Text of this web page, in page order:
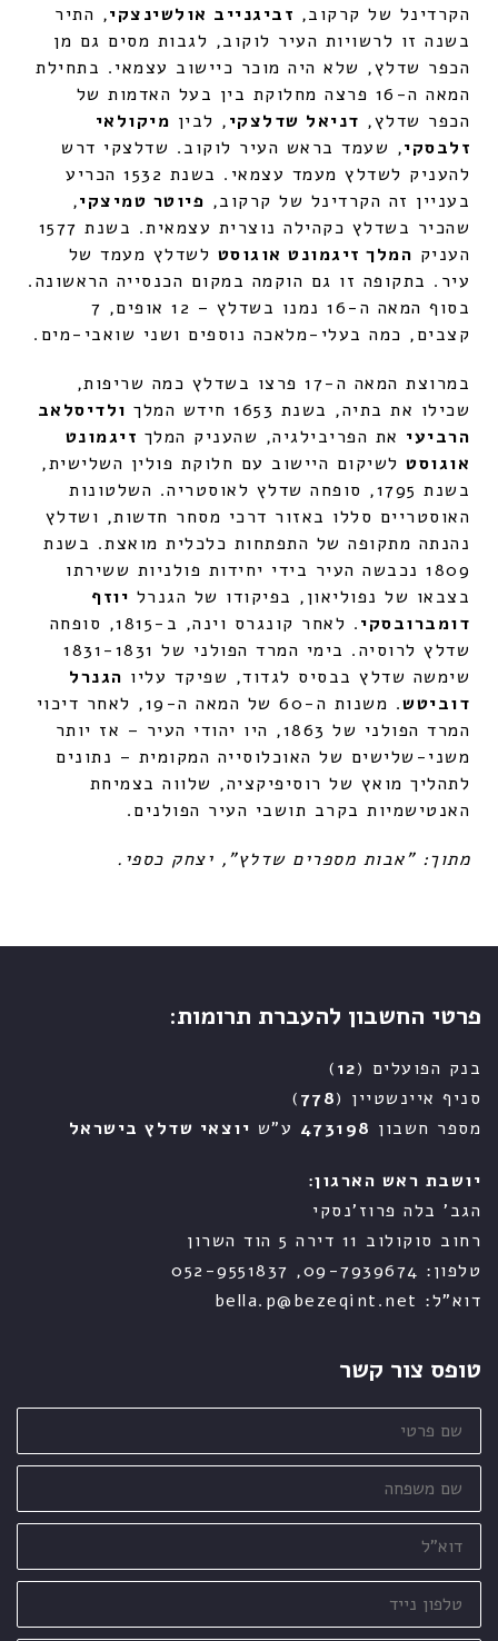
הקרדינל של קרקוב, זביגנייב אולשינצקי, התיר
בשנה זו לרשויות העיר לוקוב, לגבות מסים גם מן
הכפר שדלץ, שלא היה מוכר כיישוב עצמאי. בתחילת
המאה ה-16 פרצה מחלוקת בין בעל האדמות של
הכפר שדלץ, דניאל שדלצקי, לבין מיקולאי
זלבסקי, שעמד בראש העיר לוקוב. שדלצקי דרש
להעניק לשדלץ מעמד עצמאי. בשנת 1532 הכריע
בעניין זה הקרדינל של קרקוב, פיוטר טמיצקי,
שהכיר בשדלץ כקהילה נוצרית עצמאית. בשנת 1577
העניק המלך זיגמונט אוגוסט לשדלץ מעמד של
עיר. בתקופה זו גם הוקמה במקום הכנסייה הראשונה.
בסוף המאה ה-16 נמנו בשדלץ – 12 אופים, 7
קצבים, כמה בעלי-מלאכה נוספים ושני שואבי-מים.
במרוצת המאה ה-17 פרצו בשדלץ כמה שריפות,
שכילו את בתיה, בשנת 1653 חידש המלך
ולדיסלאב
הרביעי את הפריבילגיה, שהעניק המלך זיגמונט
אוגוסט לשיקום היישוב עם חלוקת פולין השלישית,
בשנת 1795, סופחה שדלץ לאוסטריה. השלטונות
האוסטריים סללו באזור דרכי מסחר חדשות, ושדלץ
נהנתה מתקופה של התפתחות כלכלית מואצת. בשנת
1809 נכבשה העיר בידי יחידות פולניות ששירתו
בצבאו של נפוליאון, בפיקודו של הגנרל יוזף
דומברובסקי
. לאחר קונגרס וינה, ב-1815, סופחה
שדלץ לרוסיה. בימי המרד הפולני של 1831-1831
שימשה שדלץ בבסיס לגדוד, שפיקד עליו הגנרל
דוביטש
. משנות ה-60 של המאה ה-19, לאחר דיכוי
המרד הפולני של 1863, היו יהודי העיר – אז יותר
משני-שלישים של האוכלוסייה המקומית – נתונים
לתהליך מואץ של רוסיפיקציה, שלווה בצמיחת
האנטישמיות בקרב תושבי העיר הפולנים.
מתוך: "אבות מספרים שדלץ", יצחק כספי.
פרטי החשבון להעברת תרומות:
בנק הפועלים (12
)
סניף איינשטיין (778
)
מספר חשבון 473198 ע"ש יוצאי שדלץ בישראל
יושבת ראש הארגון:
הגב' בלה פרוז'נסקי
רחוב סוקולוב 11 דירה 5 הוד השרון
טלפון: 09-7939674, 052-9551837
דוא"ל: bella.p@bezeqint.net
טופס צור קשר
שם
פרטי
שם
משפחה
דוא"ל
טלפון
נייד